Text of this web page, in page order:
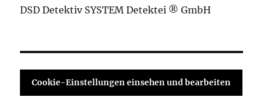
DSD Detektiv SYSTEM Detektei ® GmbH
Cookie-Einstellungen einsehen und bearbeiten